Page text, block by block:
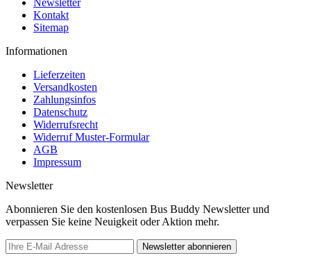
Kontakt
Sitemap
Informationen
Lieferzeiten
Versandkosten
Zahlungsinfos
Datenschutz
Widerrufsrecht
Widerruf Muster-Formular
AGB
Impressum
Newsletter
Abonnieren Sie den kostenlosen Bus Buddy Newsletter und
verpassen Sie keine Neuigkeit oder Aktion mehr.
Newsletter abonnieren